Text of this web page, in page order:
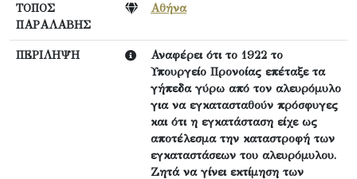
ΤΟΠΟΣ
ΠΑΡΑΛΑΒΗΣ
Αθήνα
ΠΕΡΙΛΗΨΗ
Αναφέρει ότι το 1922 το
Υπουργείο Προνοίας επέταξε τα
γήπεδα γύρω από τον αλευρόμυλο
για να εγκατασταθούν πρόσφυγες
και ότι η εγκατάσταση είχε ως
αποτέλεσμα την καταστροφή των
εγκαταστάσεων του αλευρόμυλου.
Ζητά να γίνει εκτίμηση των